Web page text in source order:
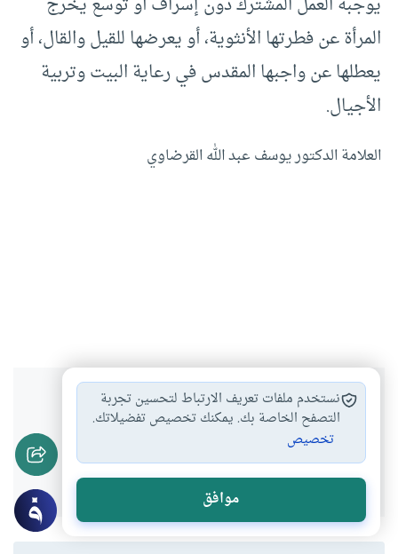
المرأة عن فطرتها الأنثوية، أو يعرضها للقيل والقال، أو
يعطلها عن واجبها المقدس في رعاية البيت وتربية
الأجيال.
العلامة الدكتور يوسف عبد الله القرضاوي
هل انتفعت بهذا المحتوى؟
نعم لا
نستخدم ملفات تعريف الارتباط لتحسين تجربة
التصفح الخاصة بك. يمكنك تخصيص تفضيلاتك.
تخصيص
موافق